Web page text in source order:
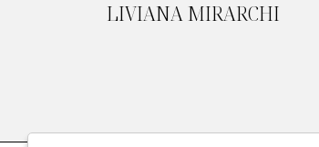
LIVIANA MIRARCHI